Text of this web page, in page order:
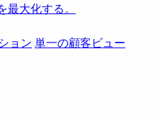
大化する。
ョン 単一の顧客ビュー